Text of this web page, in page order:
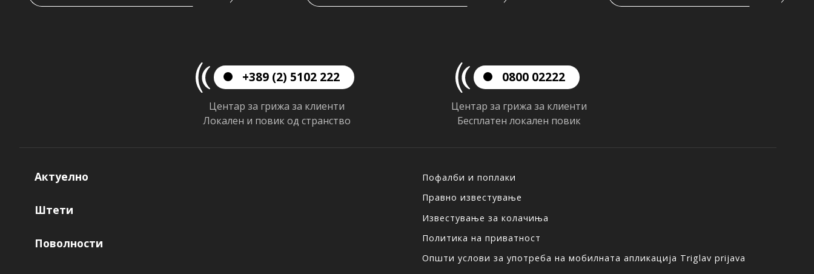
+389 (2) 5102 222
Центар за грижа за клиенти
Локален и повик од странство
0800 02222
Центар за грижа за клиенти
Бесплатен локален повик
Актуелно
Штети
Поволности
Пофалби и поплаки
Правно известување
Известување за колачиња
Политика на приватност
Општи услови за употреба на мобилната апликација Triglav prijava